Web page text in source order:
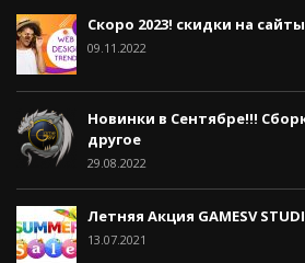
Скоро 2023! скидки на
09.11.2022
Новинки в Сентябре!!!
другое
29.08.2022
Летняя Акция GAMESV
13.07.2021